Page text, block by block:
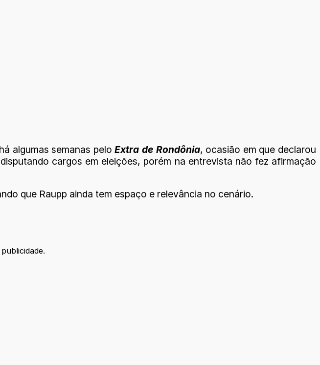
algumas semanas peloExtra de Rondônia, ocasião em que declarou
cargos em eleições, porém na entrevista não fez afirmação
que Raupp ainda tem espaço e relevância no cenário.